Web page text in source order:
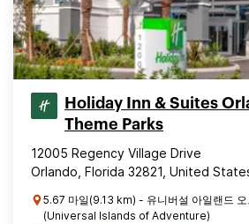
Holiday Inn & Suites
Theme Parks
12005 Regency Village Drive
Orlando, Florida 32821, United
5.67 마일(9.13 km) - 유니버설 아일랜드 오
(Universal Islands of Adventure)